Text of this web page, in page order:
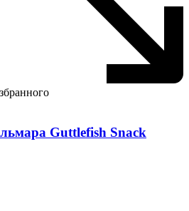
Guttlefish Snack